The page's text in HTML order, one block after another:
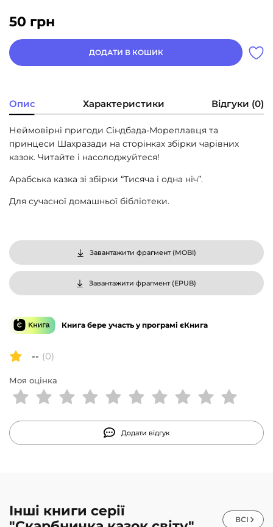
50 грн
ДОДАТИ В КОШИК
Опис Характеристики Відгуки (0)
Неймовірні пригоди Сіндбада-Мореплавця та
принцеси Шахразади на сторінках збірки чарівних
казок. Читайте і насолоджуйтеся!
Арабська казка зі збірки “Тисяча і одна ніч”.
Для сучасної домашньої бібліотеки.
Завантажити фрагмент (MOBI)
Завантажити фрагмент (EPUB)
Книга бере участь у програмі єКнига
-- (0)
Моя оцінка
Додати відгук
Інші книги серії
ВСІ